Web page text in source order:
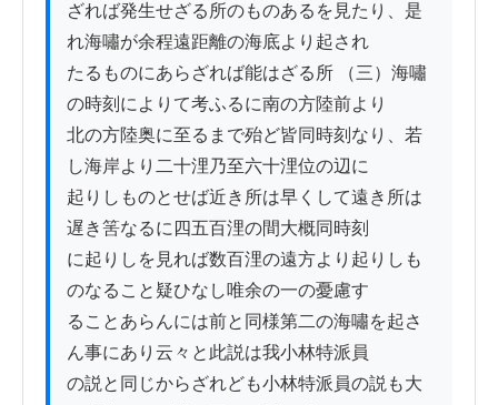
ざれば発生せざる所のものあるを見たり、是
れ海嘯が余程遠距離の海底より起され
たるものにあらざれば能はざる所 （三）海嘯
の時刻によりて考ふるに南の方陸前より
北の方陸奥に至るまで殆ど皆同時刻なり、若
し海岸より二十浬乃至六十浬位の辺に
起りしものとせば近き所は早くして遠き所は
遅き筈なるに四五百浬の間大概同時刻
に起りしを見れば数百浬の遠方より起りしも
のなること疑ひなし唯余の一の憂慮す
ることあらんには前と同様第二の海嘯を起さ
ん事にあり云々と此説は我小林特派員
の説と同じからざれども小林特派員の説も大